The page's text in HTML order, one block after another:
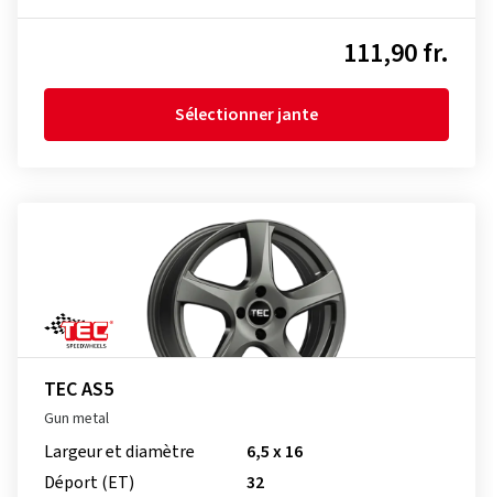
111,90 fr.
Sélectionner jante
TEC AS5
Gun metal
Largeur et diamètre
6,5 x 16
Déport (ET)
32